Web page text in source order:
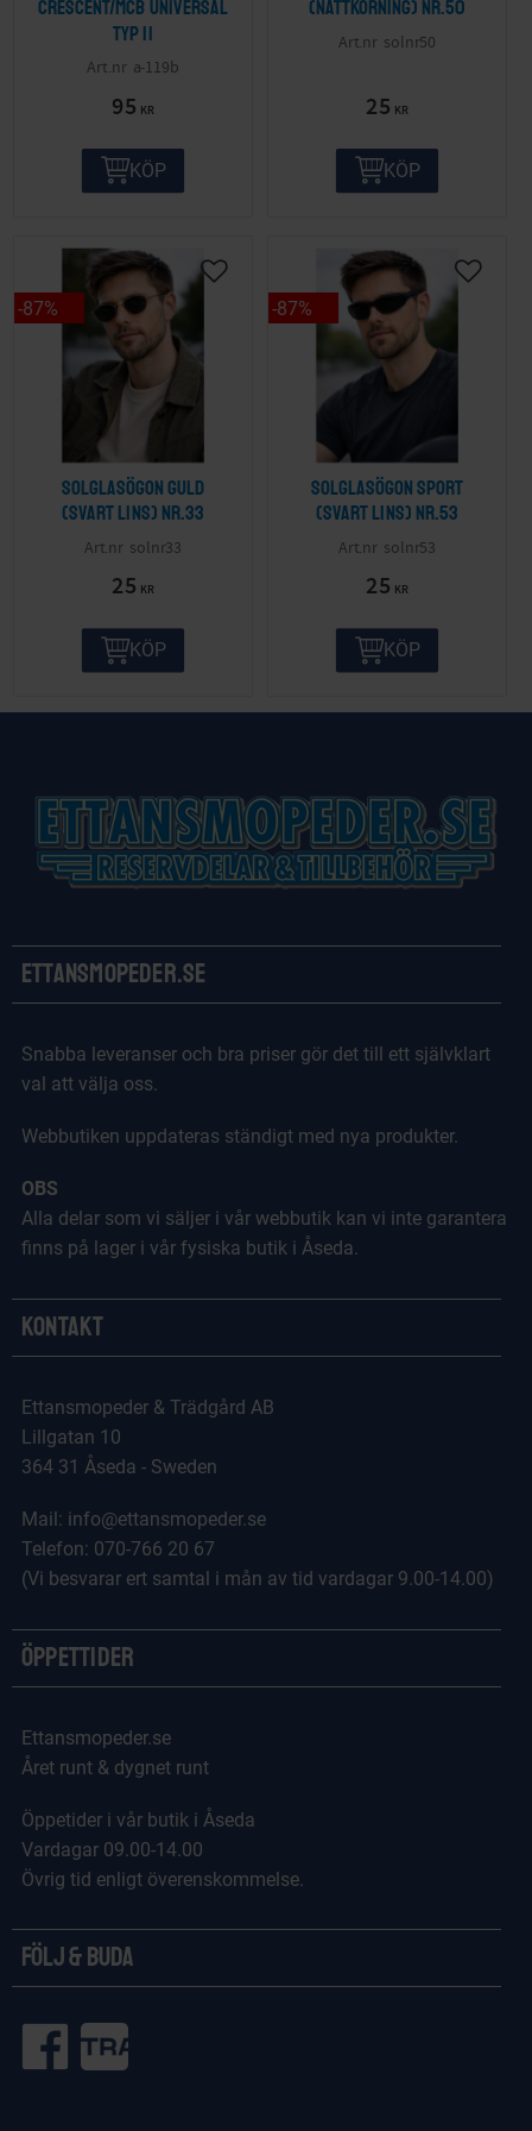
Crescent/MCB Universal
Typ II
a-119b
95 KR
KÖP
(nattkörning) nr.50
solnr50
25 KR
KÖP
Solglasögon guld
(svart lins) nr.33
solnr33
25 KR
87%
KÖP
Solglasögon sport
(svart lins) nr.53
solnr53
25 KR
87%
KÖP
Ettansmopeder.se
Snabba leveranser och bra priser gör det till ett självklart
val att välja oss.
Webbutiken uppdateras ständigt med nya produkter.
OBS
Alla delar som vi säljer i vår webbutik kan vi inte garantera
finns på lager i vår fysiska butik i Åseda.
Kontakt
Ettansmopeder & Trädgård AB
Lillgatan 10
364 31 Åseda - Sweden
Mail: info@ettansmopeder.se
Telefon: 070-766 20 67
(Vi besvarar ert samtal i mån av tid vardagar 9.00-14.00)
Öppettider
Ettansmopeder.se
Året runt & dygnet runt
Öppetider i vår butik i Åseda
Vardagar 09.00-14.00
Övrig tid enligt överenskommelse.
Följ & Buda